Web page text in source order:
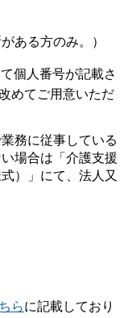
ある方のみ。）
個人番号が記載さ
めてご用意いただ
務に従事している
場合は「介護支援
）」にて、法人又
らに記載しており